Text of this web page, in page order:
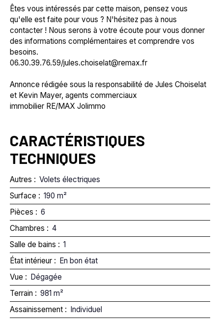
Êtes vous intéressés par cette maison, pensez vous
qu'elle est faite pour vous ? N'hésitez pas à nous
contacter ! Nous serons à votre écoute pour vous donner
des informations complémentaires et comprendre vos
besoins.
06.30.39.76.59/jules.choiselat@remax.fr
Annonce rédigée sous la responsabilité de Jules Choiselat
et Kevin Mayer, agents commerciaux
immobilier RE/MAX Jolimmo
CARACTÉRISTIQUES
TECHNIQUES
Autres : Volets électriques
Surface : 190 m²
Pièces : 6
Chambres : 4
Salle de bains : 1
État intérieur : En bon état
Vue : Dégagée
Terrain : 981 m²
Assainissement : Individuel